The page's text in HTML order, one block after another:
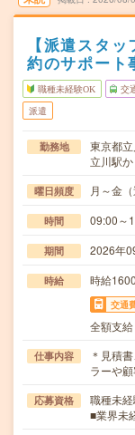
【派遣スタ
約のサポート
職種未経験OK 交
派遣
勤務地
東京都
立川駅
曜日頻度 月～金
時間 09:00～
期間 2026年
時給 時給
交通
全額支給
仕事内容
＊見積
ラーや
応募資格
職種未
■業界未